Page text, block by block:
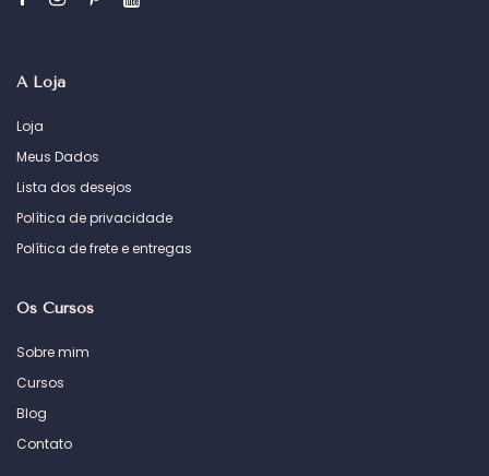
A Loja
Loja
Meus Dados
Lista dos desejos
Política de privacidade
Política de frete e entregas
Os Cursos
Sobre mim
Cursos
Blog
Contato